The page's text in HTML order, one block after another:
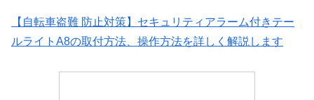
【自転車盗難 防止対策】セキュリティアラーム付きテー
ルライトA8の取付方法、操作方法を詳しく解説します